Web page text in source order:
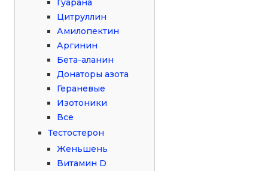
Гуарана
Цитруллин
Амилопектин
Аргинин
Бета-аланин
Донаторы азота
Гераневые
Изотоники
Все
Тестостерон
Женьшень
Витамин D